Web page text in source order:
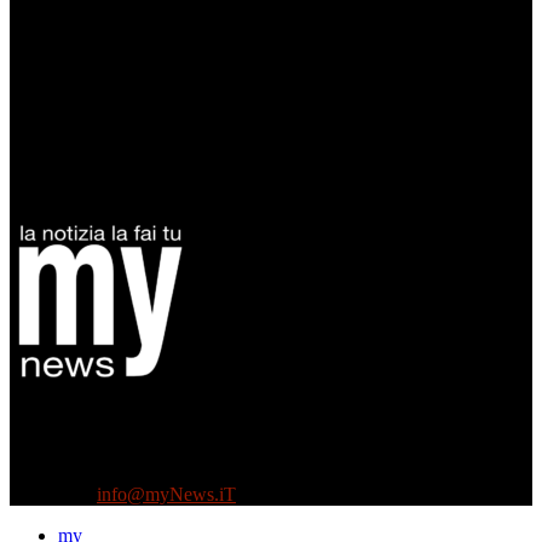
info@myNews.iT
my